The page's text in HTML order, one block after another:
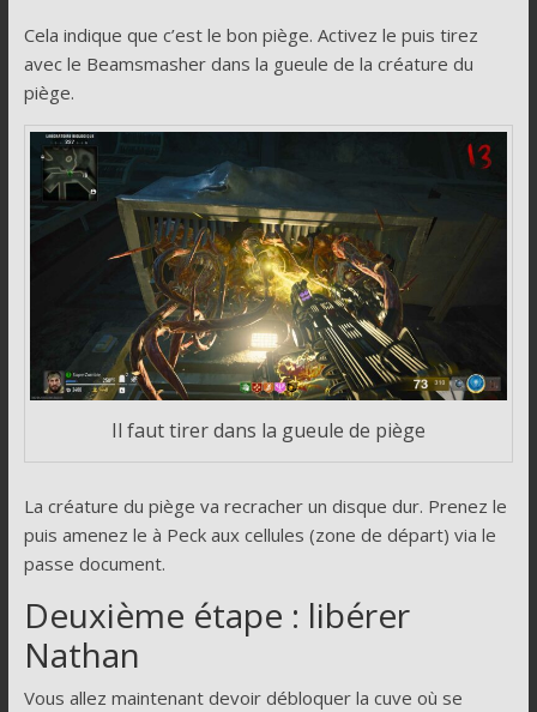
Cela indique que c’est le bon piège. Activez le puis tirez
avec le Beamsmasher dans la gueule de la créature du
piège.
Il faut tirer dans la gueule de piège
La créature du piège va recracher un disque dur. Prenez le
puis amenez le à Peck aux cellules (zone de départ) via le
passe document.
Deuxième étape : libérer
Nathan
Vous allez maintenant devoir débloquer la cuve où se